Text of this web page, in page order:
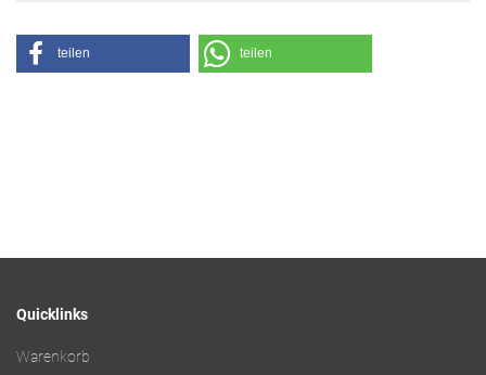
teilen teilen
Quicklinks
Warenkorb